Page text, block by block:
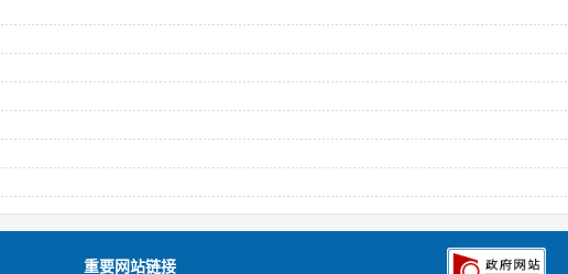
重要网站链接